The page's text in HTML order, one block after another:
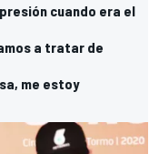
cuando era el
a tratar de
me estoy